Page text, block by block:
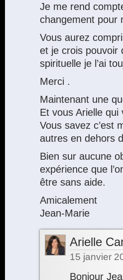
Je me rend
changement pour
Vous aurez
et je crois pouvoir
spirituelle je l’ai
Merci .
Maintenant une
Et vous Arielle qui
Vous savez c’est
autres en dehors
Bien sur aucune
expérience que
être sans aide.
Amicalement
Jean-Marie
Arielle
15 janvier
Bonjour